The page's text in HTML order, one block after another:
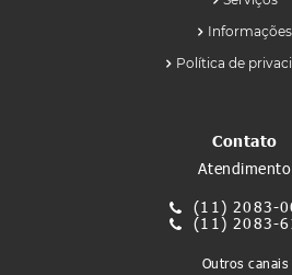
Informações
Política de
Contato
Atendimento
(11) 2083-
(11) 2083-
Outros canais